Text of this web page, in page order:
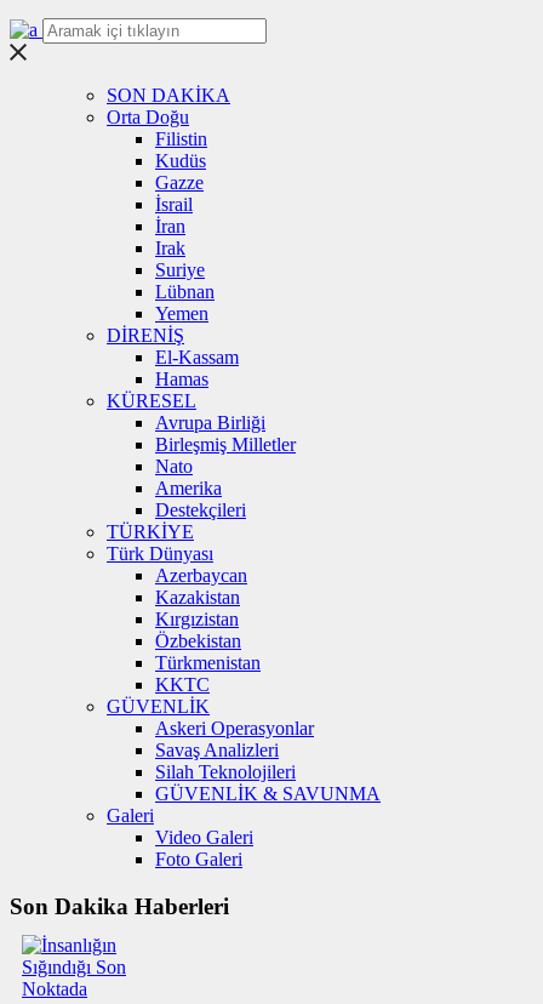
SON DAKİKA
Orta Doğu
Filistin
Kudüs
Gazze
İsrail
İran
Irak
Suriye
Lübnan
Yemen
DİRENİŞ
El-Kassam
Hamas
KÜRESEL
Avrupa Birliği
Birleşmiş Milletler
Nato
Amerika
Destekçileri
TÜRKİYE
Türk Dünyası
Azerbaycan
Kazakistan
Kırgızistan
Özbekistan
Türkmenistan
KKTC
GÜVENLİK
Askeri Operasyonlar
Savaş Analizleri
Silah Teknolojileri
GÜVENLİK & SAVUNMA
Galeri
Video Galeri
Foto Galeri
Son Dakika Haberleri